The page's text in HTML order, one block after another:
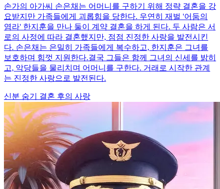
손가의 아가씨 손은채는 어머니를 구하기 위해 정략 결혼을 강
요받지만 가족들에게 괴롭힘을 당한다. 우연히 재벌 '어둠의
염라' 한지훈을 만나 둘이 계약 결혼을 하게 된다. 두 사람은 서
로의 사정에 따라 결혼했지만, 점점 진정한 사랑을 발전시킨
다. 손은채는 은밀히 가족들에게 복수하고, 한지훈은 그녀를
보호하며 힘껏 지원한다.결국 그들은 함께 그녀의 신세를 밝히
고, 악당들을 물리치며 어머니를 구한다. 거래로 시작한 관계
는 진정한 사랑으로 발전된다.
신분 숨기 결혼 후의 사랑